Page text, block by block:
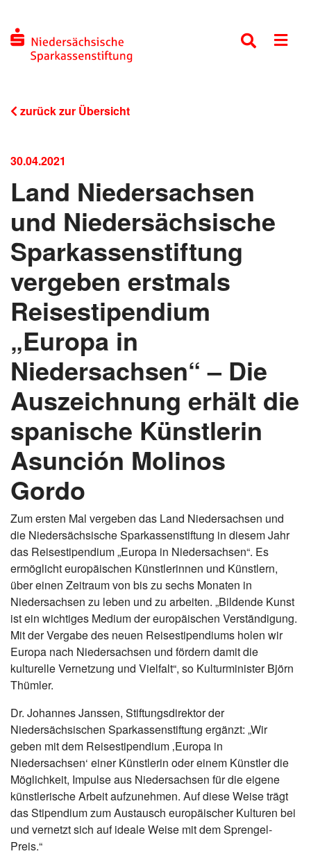
zurück zur Übersicht
30.04.2021
Land Niedersachsen
und Niedersächsische
Sparkassenstiftung
vergeben erstmals
Reisestipendium
„Europa in
Niedersachsen“ – Die
Auszeichnung erhält die
spanische Künstlerin
Asunción Molinos
Gordo
Zum ersten Mal vergeben das Land Niedersachsen und
die Niedersächsische Sparkassenstiftung in diesem Jahr
das Reisestipendium „Europa in Niedersachsen“. Es
ermöglicht europäischen Künstlerinnen und Künstlern,
über einen Zeitraum von bis zu sechs Monaten in
Niedersachsen zu leben und zu arbeiten. „Bildende Kunst
ist ein wichtiges Medium der europäischen Verständigung.
Mit der Vergabe des neuen Reisestipendiums holen wir
Europa nach Niedersachsen und fördern damit die
kulturelle Vernetzung und Vielfalt“, so Kulturminister Björn
Thümler.
Dr. Johannes Janssen, Stiftungsdirektor der
Niedersächsischen Sparkassenstiftung ergänzt: „Wir
geben mit dem Reisestipendium ‚Europa in
Niedersachsen‘ einer Künstlerin oder einem Künstler die
Möglichkeit, Impulse aus Niedersachsen für die eigene
künstlerische Arbeit aufzunehmen. Auf diese Weise trägt
das Stipendium zum Austausch europäischer Kulturen bei
und vernetzt sich auf ideale Weise mit dem Sprengel-
Preis.“